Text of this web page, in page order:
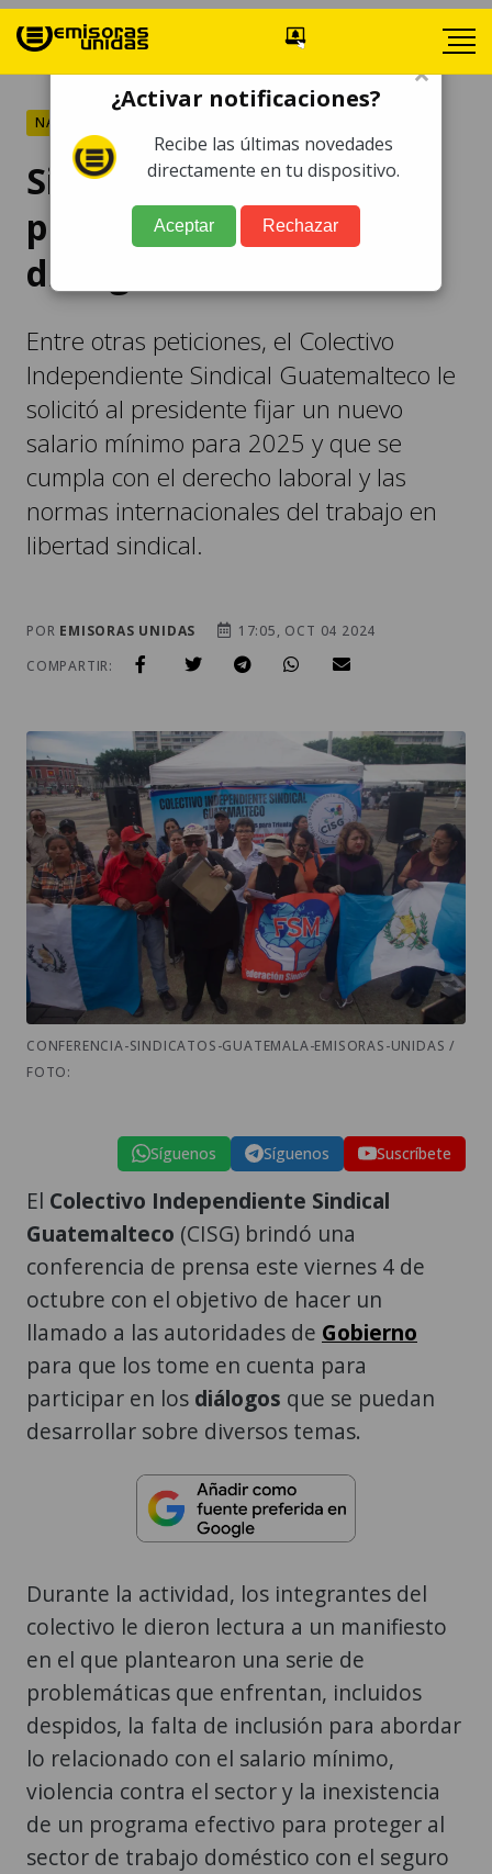
NACIONALES
Sindicalistas exponen
problemáticas y piden
dialogar con Arévalo
Entre otras peticiones, el Colectivo
Independiente Sindical Guatemalteco le
solicitó al presidente fijar un nuevo
salario mínimo para 2025 y que se
cumpla con el derecho laboral y las
normas internacionales del trabajo en
libertad sindical.
POR EMISORAS UNIDAS
17:05, OCT 04 2024
COMPARTIR:
CONFERENCIA-SINDICATOS-GUATEMALA-EMISORAS-UNIDAS /
FOTO:
Síguenos Síguenos Suscríbete
El Colectivo Independiente Sindical
Guatemalteco (CISG) brindó una
conferencia de prensa este viernes 4 de
octubre con el objetivo de hacer un
llamado a las autoridades de Gobierno
para que los tome en cuenta para
participar en los diálogos que se puedan
desarrollar sobre diversos temas.
Durante la actividad, los integrantes del
colectivo le dieron lectura a un manifiesto
en el que plantearon una serie de
problemáticas que enfrentan, incluidos
despidos, la falta de inclusión para abordar
lo relacionado con el salario mínimo,
violencia contra el sector y la inexistencia
de un programa efectivo para proteger al
sector de trabajo doméstico con el seguro
×
¿Activar notificaciones?
Recibe las últimas novedades
directamente en tu dispositivo.
Aceptar Rechazar